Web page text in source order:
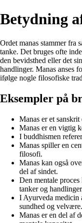
Betydning
Ordet manas stammer fra
tanke. Det bruges ofte
den bevidsthed eller det
handlinger. Manas anses
ifølge nogle filosofiske
Eksempler på
Manas er et
Manas er en vigtig
I buddhismen
Manas spiller en
filosofi.
Manas kan også
del af sindet.
Den mentale
tanker og
I Ayurveda medicin
sundhed og velvære.
Manas er en del af